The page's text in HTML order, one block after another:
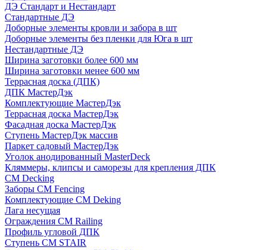
ДЭ Стандарт и Нестандарт
Стандартные ДЭ
Доборные элементы кровли и забора в шт
Доборные элементы без пленки для Юга в шт
Нестандартные ДЭ
Ширина заготовки более 600 мм
Ширина заготовки менее 600 мм
Террасная доска (ДПК)
ДПК МастерДэк
Комплектующие МастерДэк
Террасная доска МастерДэк
Фасадная доска МастерДэк
Ступень МастерДэк массив
Паркет садовый МастерДэк
Уголок анодированный MasterDeck
Кляммеры, клипсы и саморезы для крепления ДПК
CM Decking
Заборы CM Fencing
Комплектующие CM Deking
Лага несущая
Ограждения CM Railing
Профиль угловой ДПК
Ступень CM STAIR